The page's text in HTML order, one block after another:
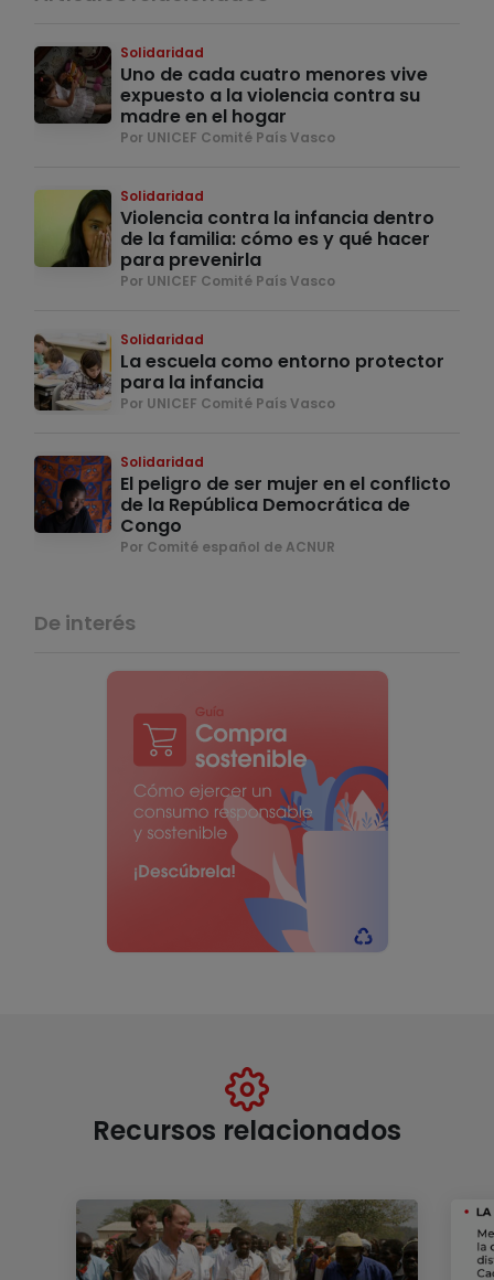
Solidaridad
Uno de cada cuatro menores vive
expuesto a la violencia contra su
madre en el hogar
Por UNICEF Comité País Vasco
Solidaridad
Violencia contra la infancia dentro
de la familia: cómo es y qué hacer
para prevenirla
Por UNICEF Comité País Vasco
Solidaridad
La escuela como entorno protector
para la infancia
Por UNICEF Comité País Vasco
Solidaridad
El peligro de ser mujer en el conflicto
de la República Democrática de
Congo
Por Comité español de ACNUR
De interés
Recursos relacionados